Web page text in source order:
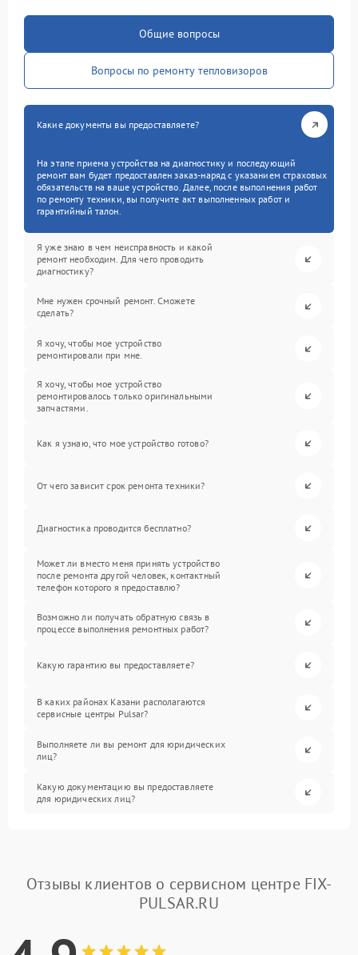
Общие вопросы
Вопросы по ремонту тепловизоров
Какие документы вы предоставляете?
На этапе приема устройства на диагностику и последующий
ремонт вам будет предоставлен заказ-наряд с указанием страховых
обязательств на ваше устройство. Далее, после выполнения работ
по ремонту техники, вы получите акт выполненных работ и
гарантийный талон.
Я уже знаю в чем неисправность и какой
ремонт необходим. Для чего проводить
диагностику?
Мне нужен срочный ремонт. Сможете
сделать?
Я хочу, чтобы мое устройство
ремонтировали при мне.
Я хочу, чтобы мое устройство
ремонтировалось только оригинальными
запчастями.
Как я узнаю, что мое устройство готово?
От чего зависит срок ремонта техники?
Диагностика проводится бесплатно?
Может ли вместо меня принять устройство
после ремонта другой человек, контактный
телефон которого я предоставлю?
Возможно ли получать обратную связь в
процессе выполнения ремонтных работ?
Какую гарантию вы предоставляете?
В каких районах Казани располагаются
сервисные центры Pulsar?
Выполняете ли вы ремонт для юридических
лиц?
Какую документацию вы предоставляете
для юридических лиц?
Отзывы клиентов о сервисном центре FIX-
PULSAR.RU